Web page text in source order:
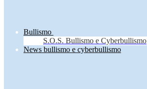
Bullismo
S.O.S. Bullismo e Cyberbullismo
News bullismo e cyberbullismo